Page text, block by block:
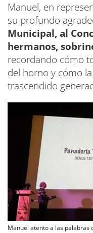
Manuel, en
su profundo
Municipal, al
hermanos,
recordando cómo
del horno y cómo
trascendido
Manuel atento a las palabras